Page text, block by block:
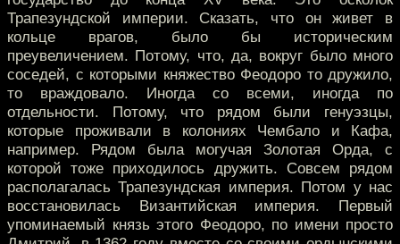
Трапезундской империи. Сказать, что он живет в
кольце врагов, было бы историческим
преувеличением. Потому, что, да, вокруг было много
соседей, с которыми княжество Феодоро то дружило,
то враждовало. Иногда со всеми, иногда по
отдельности. Потому, что рядом были генуэзцы,
которые проживали в колониях Чембало и Кафа,
например. Рядом была могучая Золотая Орда, с
которой тоже приходилось дружить. Совсем рядом
располагалась Трапезундская империя. Потом у нас
восстановилась Византийская империя. Первый
упоминаемый князь этого Феодоро, по имени просто